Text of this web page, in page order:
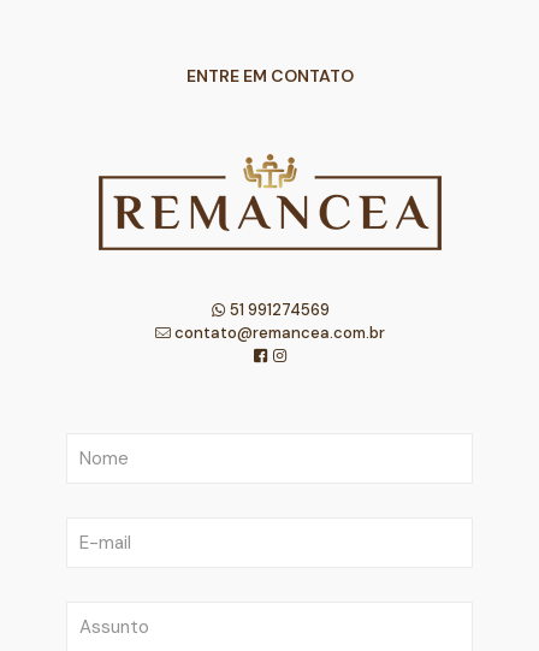
ENTRE EM CONTATO
51 991274569
contato@remancea.com.br